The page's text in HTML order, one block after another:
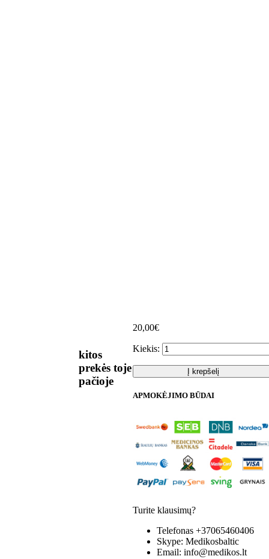
20,00€
Kiekis:
Į krepšelį
APMOKĖJIMO BŪDAI
Turite klausimų?
Telefonas +37065460406
Skype: Medikosbaltic
Email: info@medikos.lt
kitos
prekės toje
pačioje